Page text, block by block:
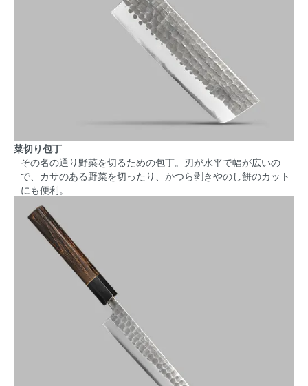
菜切り包丁
その名の通り野菜を切るための包丁。刃が水平で幅が広いの
で、カサのある野菜を切ったり、かつら剥きやのし餅のカット
にも便利。